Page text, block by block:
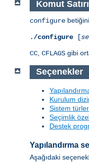
Komut Satırı
configure
./configure [
CC CFLAGS gibi
Seçenekler
Kurulum
Sistem
Seçimlik
Destek
Yapılandırma
Aşağıdaki